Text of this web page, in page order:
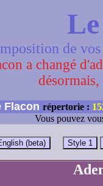
de
a changé
Flacon répertorie :
Vous pouvez